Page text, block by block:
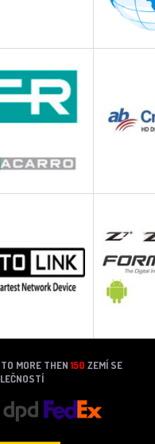
MORE THEN150 ZEMÍ SE